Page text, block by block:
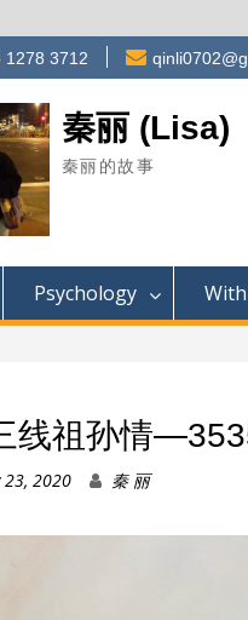
1278 3712
秦丽 (Lisa)
秦丽的故事
Psychology
线祖孙情
23, 2020 秦 丽